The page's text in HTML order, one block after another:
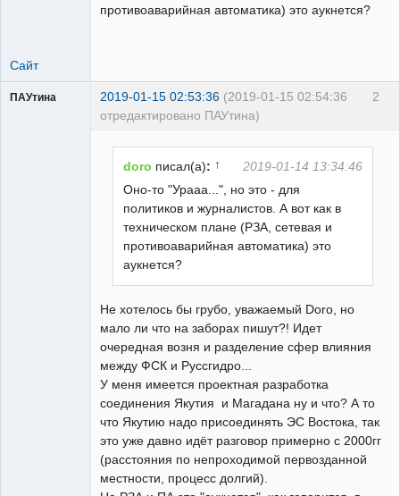
противоаварийная автоматика) это аукнется?
Сайт
2
ПАУтина 2019-01-15 02:53:36 (2019-01-15 02:54:36
отредактировано ПАУтина)
doro писал(а): ↑
2019-01-14 13:34:46
Оно-то "Урааа...", но это - для
политиков и журналистов. А вот как в
техническом плане (РЗА, сетевая и
противоаварийная автоматика) это
аукнется?
Не хотелось бы грубо, уважаемый Doro, но
мало ли что на заборах пишут?! Идет
очередная возня и разделение сфер влияния
между ФСК и Руссгидро...
У меня имеется проектная разработка
соединения Якутия и Магадана ну и что? А то
что Якутию надо присоединять ЭС Востока, так
это уже давно идёт разговор примерно с 2000гг
(расстояния по непроходимой первозданной
местности, процесс долгий).